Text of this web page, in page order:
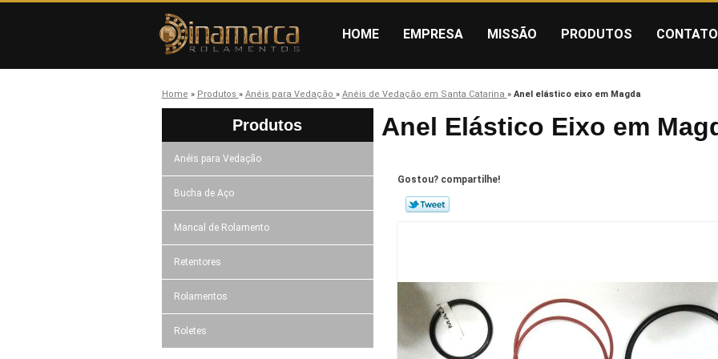
HOME EMPRESA MISSÃO PRODUTOS CONTATO
Home » Produtos » Anéis para Vedação » Anéis de Vedação em Santa Catarina » Anel elástico eixo em Magda
Produtos
Anéis para Vedação
Bucha de Aço
Mancal de Rolamento
Retentores
Rolamentos
Roletes
Anel Elástico Eixo em
Gostou? compartilhe!